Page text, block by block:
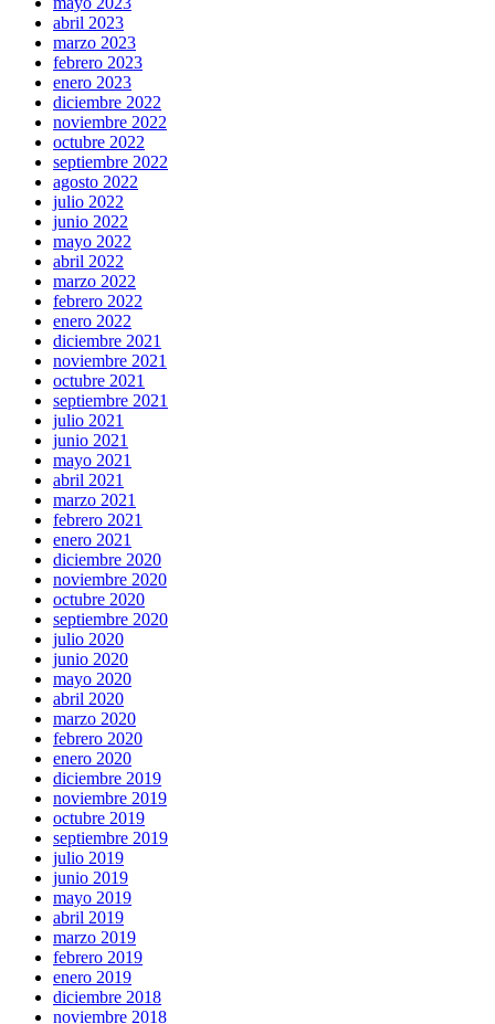
abril 2023
marzo 2023
febrero 2023
enero 2023
diciembre 2022
noviembre 2022
octubre 2022
septiembre 2022
agosto 2022
julio 2022
junio 2022
mayo 2022
abril 2022
marzo 2022
febrero 2022
enero 2022
diciembre 2021
noviembre 2021
octubre 2021
septiembre 2021
julio 2021
junio 2021
mayo 2021
abril 2021
marzo 2021
febrero 2021
enero 2021
diciembre 2020
noviembre 2020
octubre 2020
septiembre 2020
julio 2020
junio 2020
mayo 2020
abril 2020
marzo 2020
febrero 2020
enero 2020
diciembre 2019
noviembre 2019
octubre 2019
septiembre 2019
julio 2019
junio 2019
mayo 2019
abril 2019
marzo 2019
febrero 2019
enero 2019
diciembre 2018
noviembre 2018